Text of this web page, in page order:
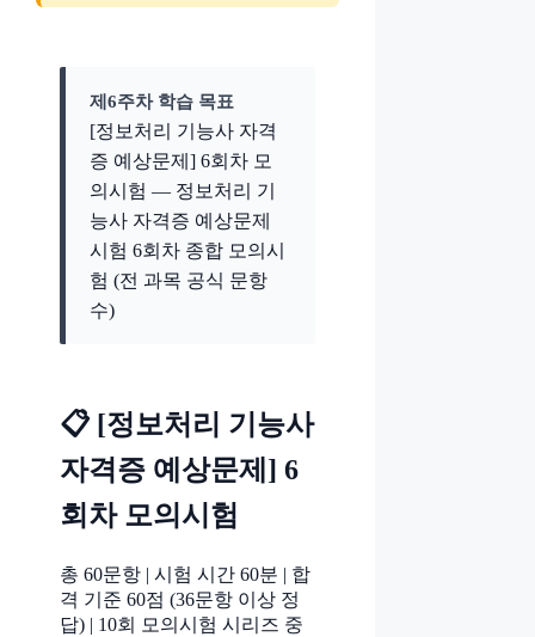
제6주차 학습 목표
[정보처리 기능사 자격
증 예상문제] 6회차 모
의시험 — 정보처리 기
능사 자격증 예상문제
시험 6회차 종합 모의시
험 (전 과목 공식 문항
수)
📋 [정보처리 기능사
자격증 예상문제] 6
회차 모의시험
총 60문항 | 시험 시간 60분 | 합
격 기준 60점 (36문항 이상 정
답) | 10회 모의시험 시리즈 중